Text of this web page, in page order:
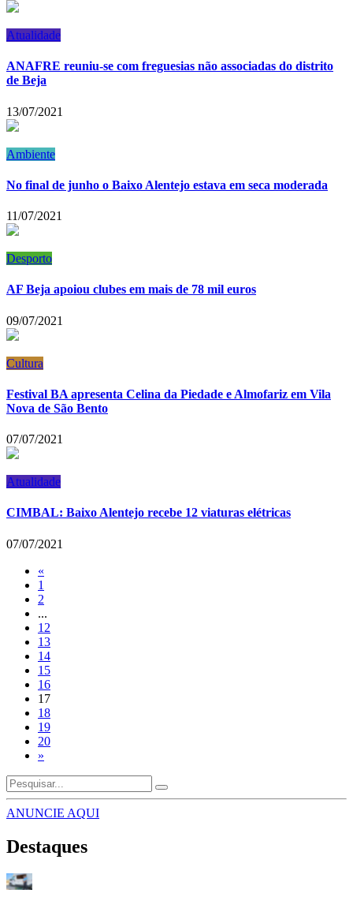
Atualidade
ANAFRE reuniu-se com freguesias não associadas do distrito
de Beja
13/07/2021
Ambiente
No final de junho o Baixo Alentejo estava em seca moderada
11/07/2021
Desporto
AF Beja apoiou clubes em mais de 78 mil euros
09/07/2021
Cultura
Festival BA apresenta Celina da Piedade e Almofariz em Vila
Nova de São Bento
07/07/2021
Atualidade
CIMBAL: Baixo Alentejo recebe 12 viaturas elétricas
07/07/2021
«
1
2
...
12
13
14
15
16
17
18
19
20
»
ANUNCIE AQUI
Destaques